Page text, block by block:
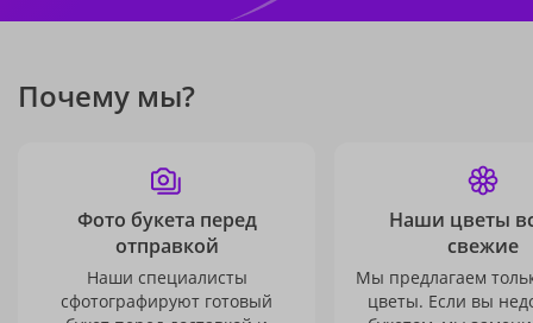
Почему мы?
Фото букета перед
отправкой
Наши специалисты
сфотографируют готовый
Наши цветы
свежие
Мы предлагаем
цветы. Если вы